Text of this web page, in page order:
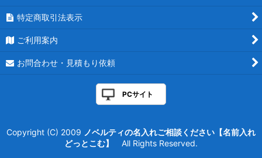
特定商取引法表示
ご利用案内
お問合わせ・見積もり依頼
PCサイト
Copyright (C) 2009 ノベルティの名入れご相談ください【名前入れ
どっとこむ】
All Rights Reserved.